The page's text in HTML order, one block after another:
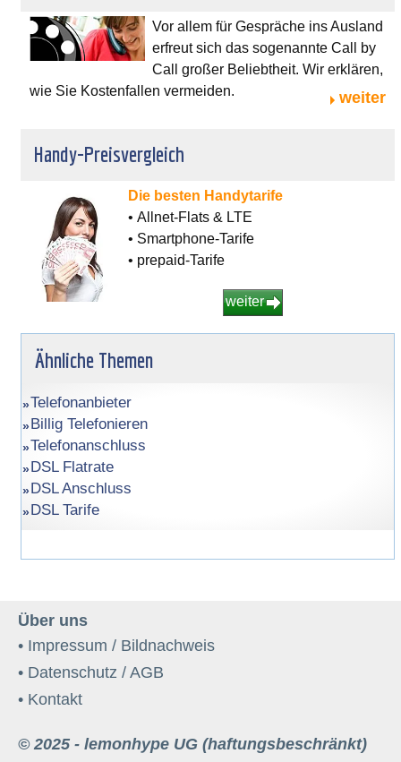
Vor allem für Gespräche ins Ausland
erfreut sich das sogenannte Call by
Call großer Beliebtheit. Wir erklären,
wie Sie Kostenfallen vermeiden.
weiter
Handy-Preisvergleich
Die besten Handytarife
• Allnet-Flats & LTE
• Smartphone-Tarife
• prepaid-Tarife
weiter
Ähnliche Themen
Telefonanbieter
Billig Telefonieren
Telefonanschluss
DSL Flatrate
DSL Anschluss
DSL Tarife
Über uns
• Impressum / Bildnachweis
• Datenschutz / AGB
• Kontakt
© 2025 - lemonhype UG (haftungsbeschränkt)